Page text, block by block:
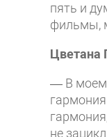
пять и
фильмы,
Цветана
— В моем
не